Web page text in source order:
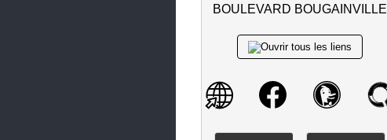
BOULEVARD BOUGAINVILLE